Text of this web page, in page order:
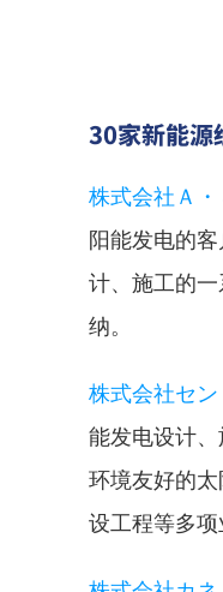
30家新能源
株式会社Ａ・
阳能发电的
计、施工的
纳。
株式会社セ
能发电设计
环境友好的
设工程等多项